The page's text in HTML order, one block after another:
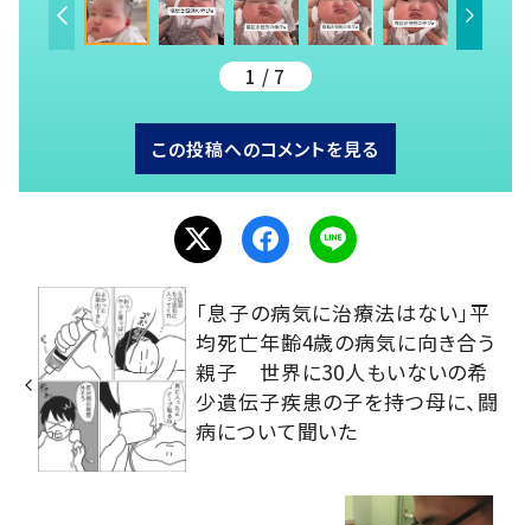
1 / 7
この投稿へのコメントを見る
「息子の病気に治療法はない」平
均死亡年齢4歳の病気に向き合う
親子 世界に30人もいないの希
少遺伝子疾患の子を持つ母に、闘
病について聞いた